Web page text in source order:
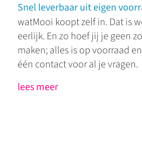
Snel leverbaar uit eigen
watMooi koopt zelf in. Dat is
eerlijk. En zo hoef jij je geen
maken; alles is op voorraad
één contact voor al je vragen.
lees meer